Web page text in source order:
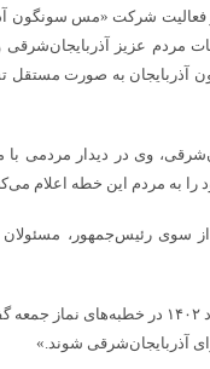
خرداد ماه ۱۴۰۲ در توئیتی از آغاز فعالیت شرکت
مردم عزیز آذربایجان‌شرقی
به صورت مستقل
آذربایجان‌شرقی، وی در دیدار
را به مردم این خطه اعلام
سوی رئیس‌جمهور، مسئولان
حجت‌الاسلام والمسلمین آل‌هاشم امام جمعه تبریز سیزدهم
آذربایجان‌‌شرقی شوند.»